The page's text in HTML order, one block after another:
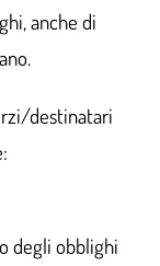
anche di
destinatari
degli obblighi